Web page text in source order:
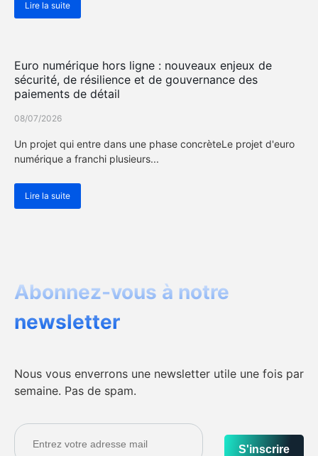
Lire la suite
Euro numérique hors ligne : nouveaux enjeux de
sécurité, de résilience et de gouvernance des
paiements de détail
08/07/2026
Un projet qui entre dans une phase concrèteLe projet d'euro
numérique a franchi plusieurs...
Lire la suite
Abonnez-vous à notre
newsletter
Nous vous enverrons une newsletter utile une fois par
semaine. Pas de spam.
S'inscrire